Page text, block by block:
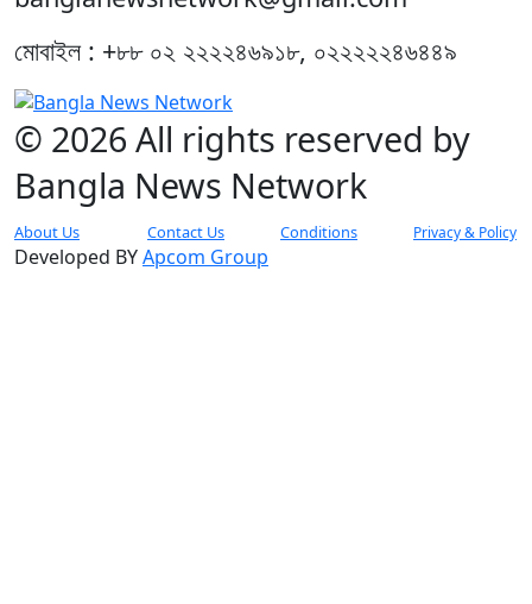
মোবাইল : +৮৮ ০২ ২২২২৪৬৯১৮, ০২২২২২৪৬৪৪৯
© 2026 All rights reserved by
Bangla News Network
About Us Contact Us Conditions Privacy & Policy
Developed BYApcom Group